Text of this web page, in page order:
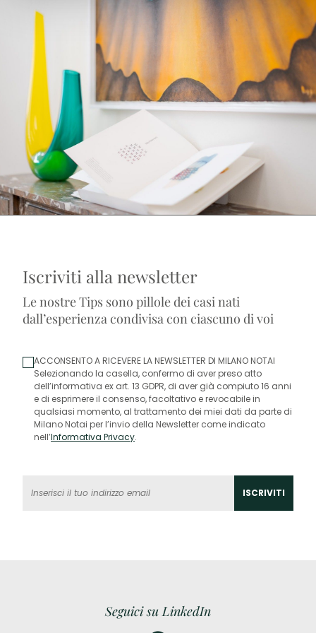
Iscriviti alla newsletter
Le nostre Tips sono pillole dei casi nati
dall’esperienza condivisa con ciascuno di voi
ACCONSENTO A RICEVERE LA NEWSLETTER DI MILANO NOTAI
Selezionando la casella, confermo di aver preso atto
dell’informativa ex art. 13 GDPR, di aver già compiuto 16 anni
e di esprimere il consenso, facoltativo e revocabile in
qualsiasi momento, al trattamento dei miei dati da parte di
Milano Notai per l’invio della Newsletter come indicato
nell’Informativa Privacy.
Seguici su LinkedIn